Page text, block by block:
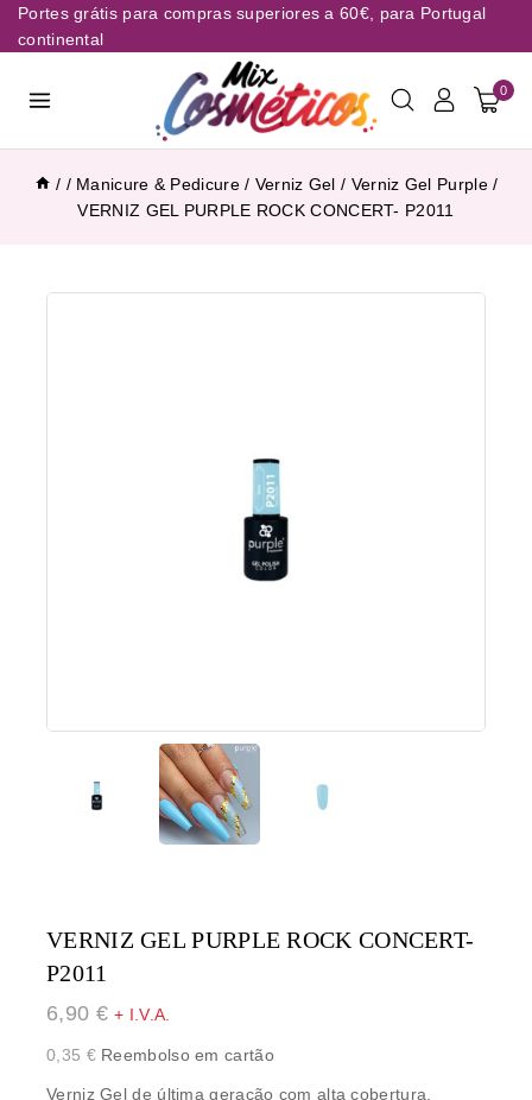
Portes grátis para compras superiores a 60€, para Portugal
continental
0
/ / Manicure & Pedicure / Verniz Gel / Verniz Gel Purple /
VERNIZ GEL PURPLE ROCK CONCERT- P2011
VERNIZ GEL PURPLE ROCK CONCERT-
P2011
6,90 € + I.V.A.
0,35 €Reembolso em cartão
Verniz Gel de última geração com alta cobertura,